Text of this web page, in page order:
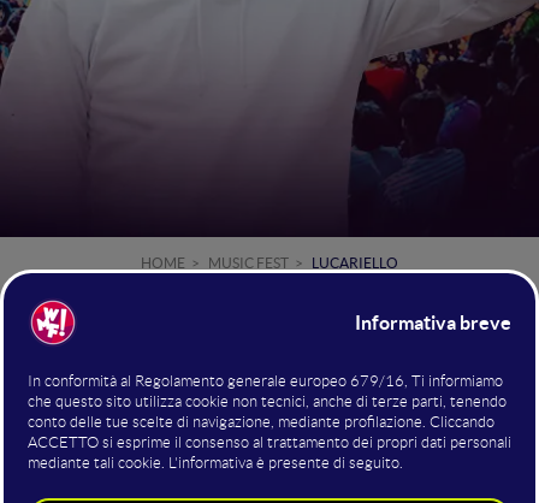
HOME MUSIC FEST LUCARIELLO
Lucariello,
Fiera di Rimini).
La sua musica canta l’Italia vista dalla strada: al secoloLuca
Caiazzo, meglio conosciuto come Lucariello, è il capostipite
del rap italiano in lingua napoletana
. A molti noto per la